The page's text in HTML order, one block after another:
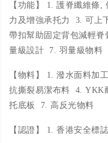
【功能】 1. 護脊纖維條
力及增強承托力 3. 可上
帶扣幫助固定背包減輕
量級設計 7. 羽量級物料
【物料】 1. 潑水面料加
抗撕裂易潔布料 4. YKK
托底板 7. 高反光物料
【認證】 1. 香港安全標